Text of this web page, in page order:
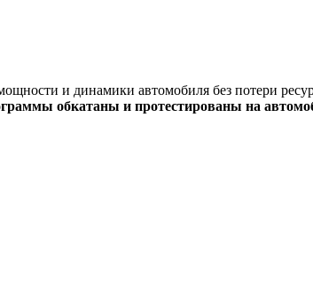
и динамики автомобиля без потери
обкатаны и протестированы на